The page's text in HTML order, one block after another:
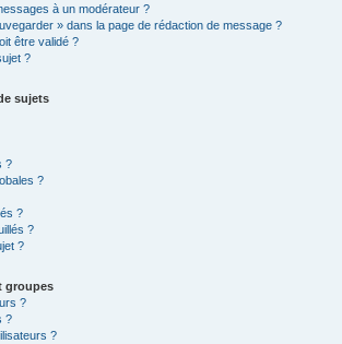
à un modérateur ?
» dans la page de rédaction de message ?
être validé ?
?
sujets
?
?
?
?
?
groupes
?
?
?